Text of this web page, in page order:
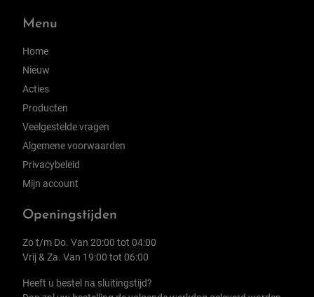
Menu
Home
Nieuw
Acties
Producten
Veelgestelde vragen
Algemene voorwaarden
Privacybeleid
Mijn account
Openingstijden
Zo t/m Do. Van 20:00 tot 04:00
Vrij & Za. Van 19:00 tot 06:00
Heeft u bestel na sluitingstijd?